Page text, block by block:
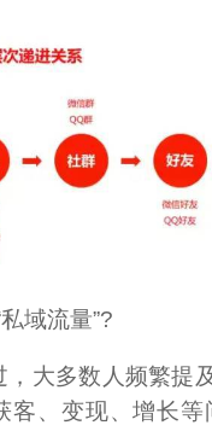
域流量”?
大多数人频繁提
客、变现、增长等